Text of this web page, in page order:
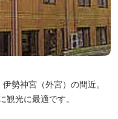
勢神宮（外宮）の間近。
光に最適です。